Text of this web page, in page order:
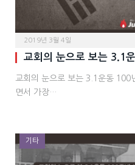
2019년 3월 4일
교회의 눈으로 보는 3.1
교회의 눈으로 보는 3.1운동 100
면서 가장…
기타